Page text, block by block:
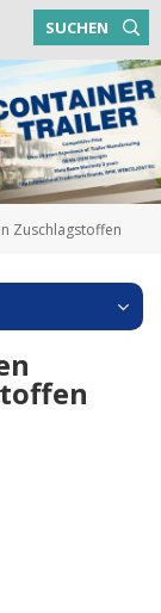
SUCHEN
Zuschlagstoffen